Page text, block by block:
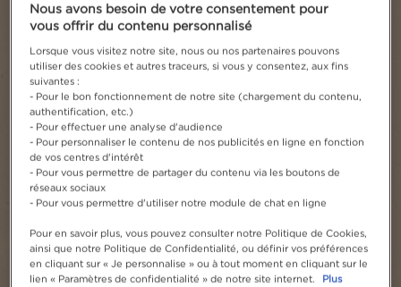
Nous avons besoin de votre consentement pour
vous offrir du contenu personnalisé
Lorsque vous visitez notre site, nous ou nos partenaires pouvons
utiliser des cookies et autres traceurs, si vous y consentez, aux fins
suivantes :
- Pour le bon fonctionnement de notre site (chargement du contenu,
authentification, etc.)
- Pour effectuer une analyse d'audience
- Pour personnaliser le contenu de nos publicités en ligne en fonction
de vos centres d'intérêt
- Pour vous permettre de partager du contenu via les boutons de
réseaux sociaux
- Pour vous permettre d'utiliser notre module de chat en ligne
Pour en savoir plus, vous pouvez consulter notre Politique de Cookies,
ainsi que notre Politique de Confidentialité, ou définir vos préférences
en cliquant sur « Je personnalise » ou à tout moment en cliquant sur le
lien « Paramètres de confidentialité » de notre site internet.
Plus